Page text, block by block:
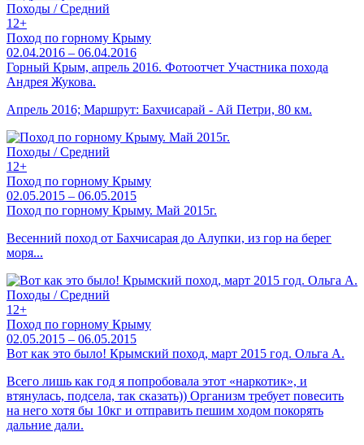
Походы / Средний
12+
Поход по горному Крыму
02.04.2016 – 06.04.2016
Горный Крым, апрель 2016. Фотоотчет Участника похода
Андрея Жукова.
Апрель 2016; Маршрут: Бахчисарай - Ай Петри, 80 км.
Походы / Средний
12+
Поход по горному Крыму
02.05.2015 – 06.05.2015
Поход по горному Крыму. Май 2015г.
Весенний поход от Бахчисарая до Алупки, из гор на берег
моря...
Походы / Средний
12+
Поход по горному Крыму
02.05.2015 – 06.05.2015
Вот как это было! Крымский поход, март 2015 год. Ольга А.
Всего лишь как год я попробовала этот «наркотик», и
втянулась, подсела, так сказать)) Организм требует повесить
на него хотя бы 10кг и отправить пешим ходом покорять
дальние дали.